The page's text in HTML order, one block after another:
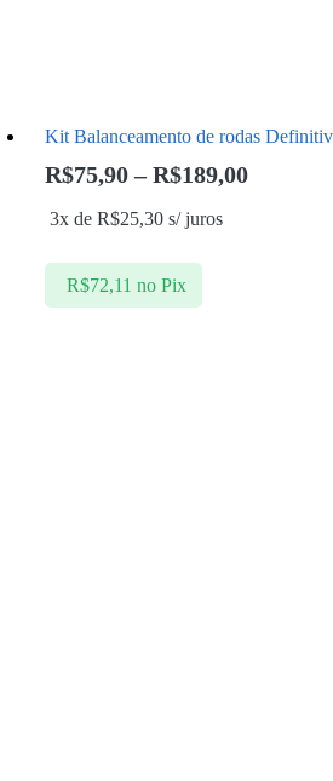
Kit Balanceamento de rodas
R$75,90 – R$189,00
3x de R$25,30 s/ juros
R$72,11 no Pix